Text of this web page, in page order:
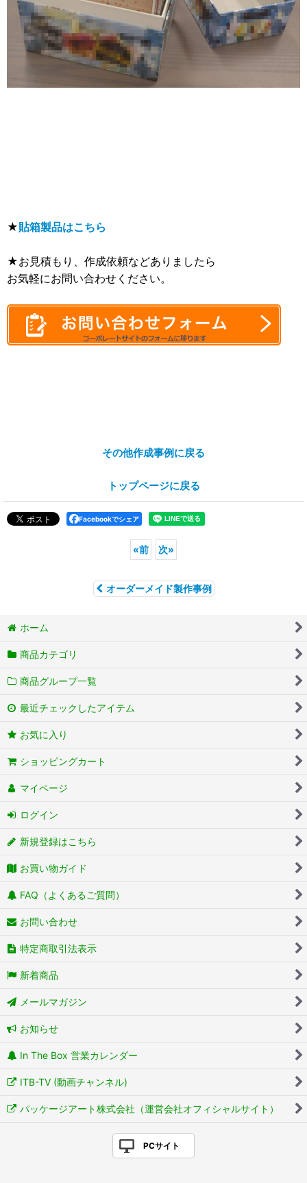
★貼箱製品はこちら
★お見積もり、作成依頼などありましたら
お気軽にお問い合わせください。
その他作成事例に戻る
トップページに戻る
Facebookでシェア
«前 次»
オーダーメイド製作事例
ホーム
商品カテゴリ
商品グループ一覧
最近チェックしたアイテム
お気に入り
ショッピングカート
マイページ
ログイン
新規登録はこちら
お買い物ガイド
FAQ（よくあるご質問）
お問い合わせ
特定商取引法表示
新着商品
メールマガジン
お知らせ
In The Box 営業カレンダー
ITB-TV (動画チャンネル)
パッケージアート株式会社（運営会社オフィシャルサイト）
PCサイト